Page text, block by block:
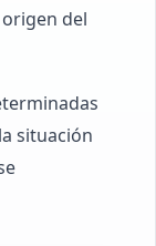
del
situación